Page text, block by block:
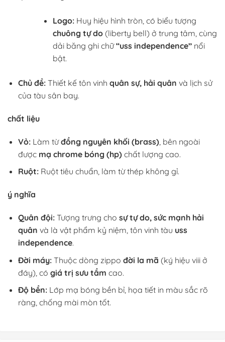
Logo:Huy hiệu hình tròn, có biểu tượng
chuông tự do(liberty bell) ở trung tâm, cùng
dải băng ghi chữ“uss independence”nổi
bật.
Chủ đề:Thiết kế tôn vinh quân sự, hải quân và lịch sử
của tàu sân bay.
chất liệu
Vỏ:Làm từđồng nguyên khối (brass), bên ngoài
được mạ chrome bóng (hp)chất lượng cao.
Ruột:Ruột tiêu chuẩn, làm từ thép không gỉ.
ý nghĩa
Quân đội:Tượng trưng cho sự tự do, sức mạnh hải
quân và là vật phẩm kỷ niệm, tôn vinh tàu uss
independence.
Đời máy:Thuộc dòng zippo đời la mã (ký hiệu viii ở
đáy), có giá trị sưu tầm cao.
Độ bền:Lớp mạ bóng bền bỉ, họa tiết in màu sắc rõ
ràng, chống mài mòn tốt.